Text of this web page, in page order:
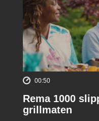
00:50
Rema 1000
grillmaten